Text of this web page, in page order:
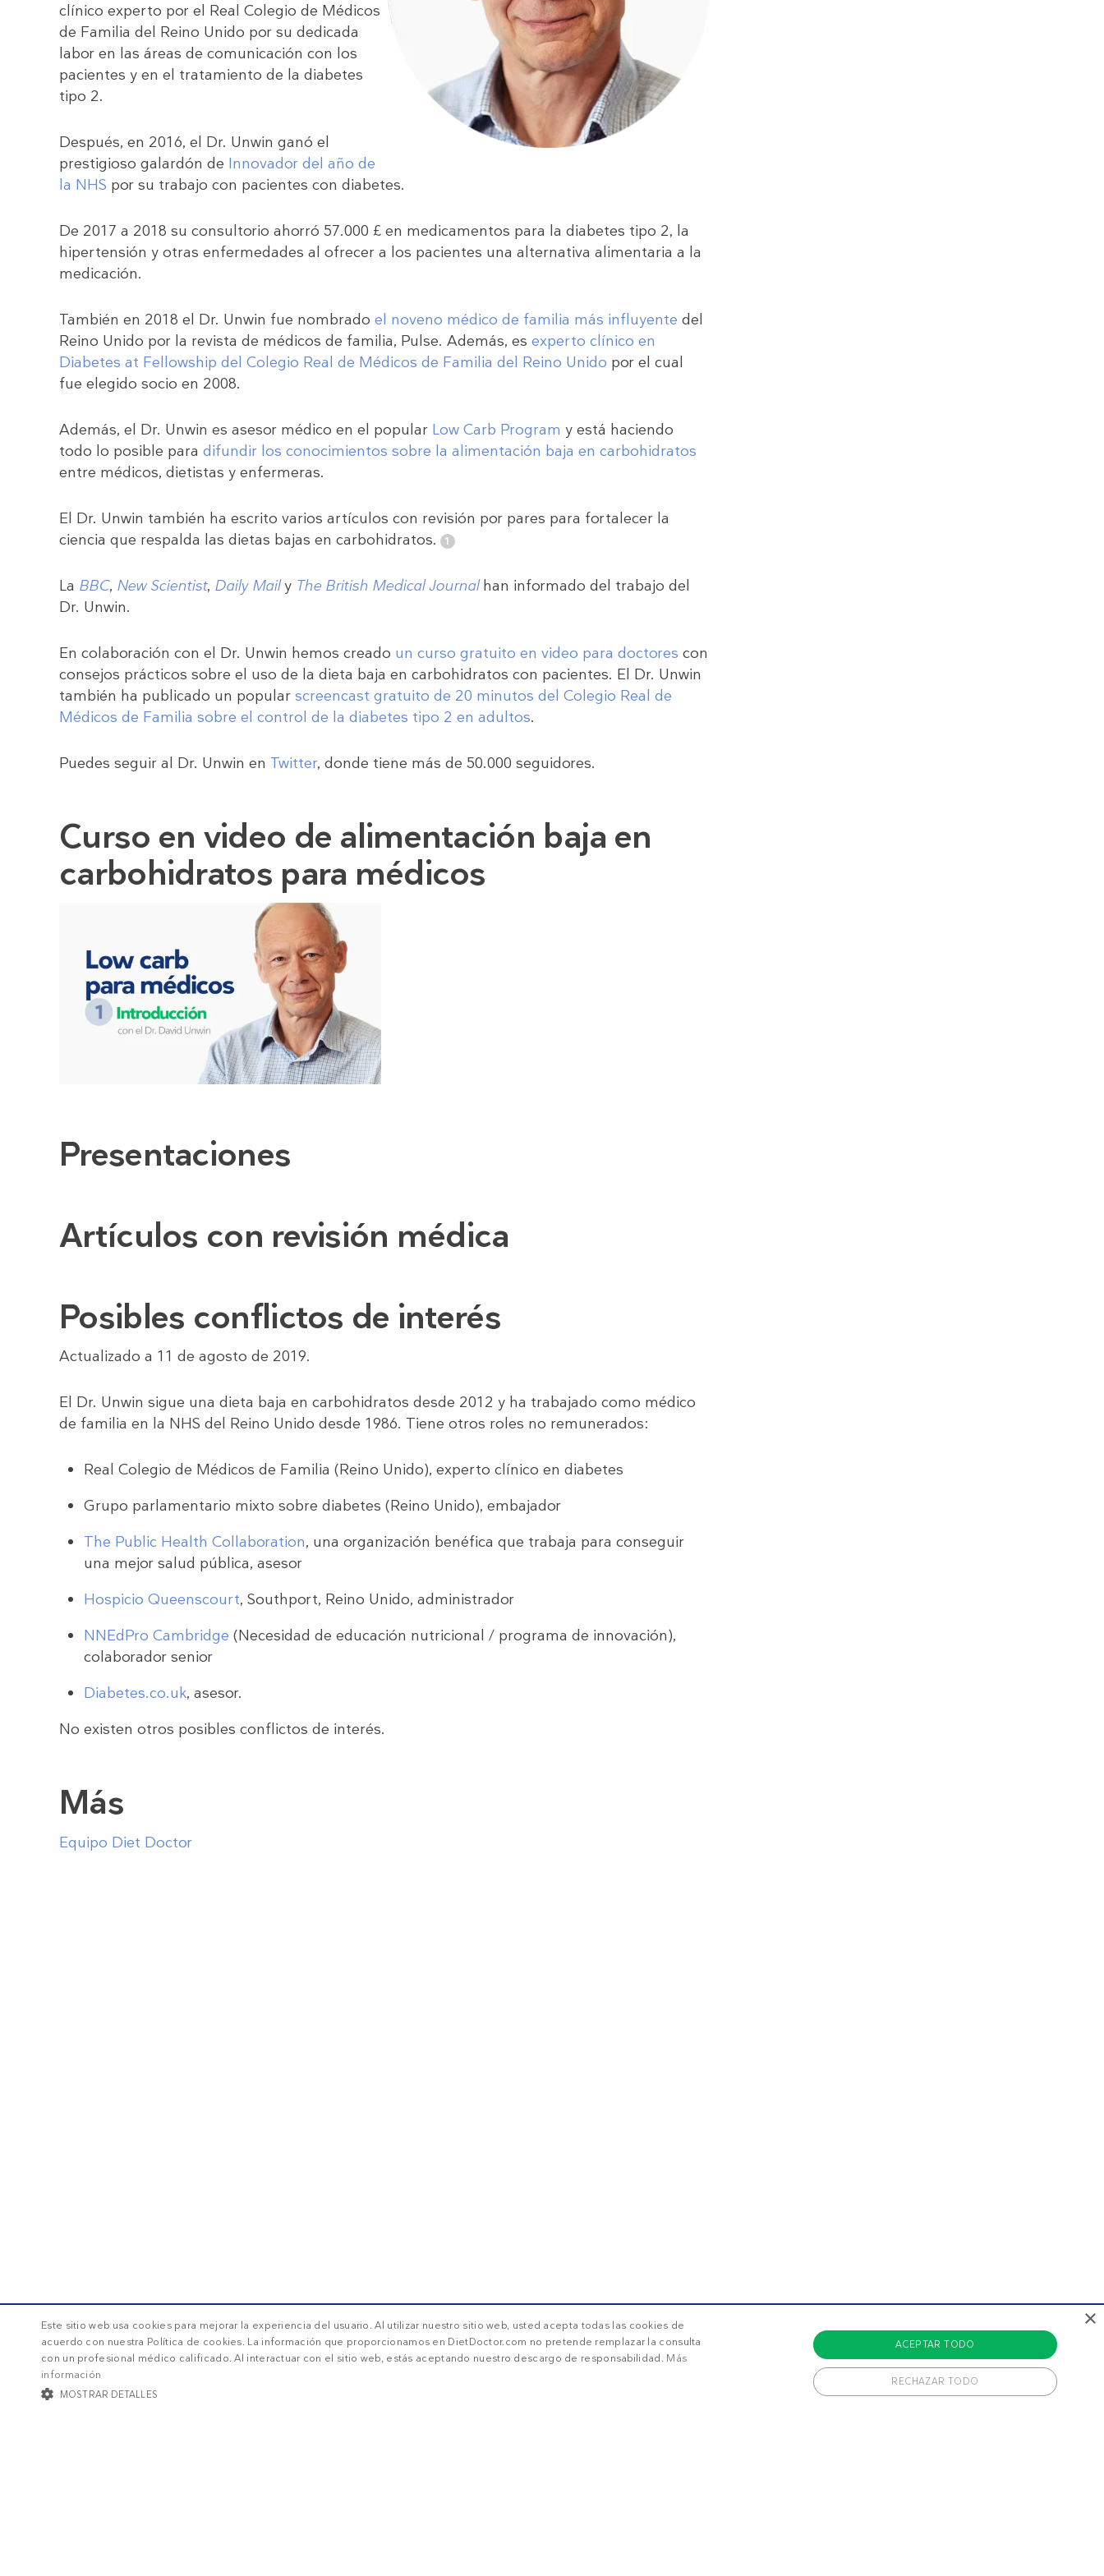
clínico experto por el Real Colegio de Médicos
de Familia del Reino Unido por su dedicada
labor en las áreas de comunicación con los
pacientes y en el tratamiento de la diabetes
tipo 2.
Después, en 2016, el Dr. Unwin ganó el
prestigioso galardón de Innovador del año de
la NHS por su trabajo con pacientes con diabetes.
De 2017 a 2018 su consultorio ahorró 57.000 £ en medicamentos para la diabetes tipo 2, la
hipertensión y otras enfermedades al ofrecer a los pacientes una alternativa alimentaria a la
medicación.
También en 2018 el Dr. Unwin fue nombrado el noveno médico de familia más influyente del
Reino Unido por la revista de médicos de familia, Pulse. Además, es experto clínico en
Diabetes at Fellowship del Colegio Real de Médicos de Familia del Reino Unido por el cual
fue elegido socio en 2008.
Además, el Dr. Unwin es asesor médico en el popular Low Carb Program y está haciendo
todo lo posible para difundir los conocimientos sobre la alimentación baja en carbohidratos
entre médicos, dietistas y enfermeras.
El Dr. Unwin también ha escrito varios artículos con revisión por pares para fortalecer la
ciencia que respalda las dietas bajas en carbohidratos.
La BBC, New Scientist, Daily Maily The British Medical Journalhan informado del trabajo del
Dr. Unwin.
En colaboración con el Dr. Unwin hemos creado un curso gratuito en video para doctores con
consejos prácticos sobre el uso de la dieta baja en carbohidratos con pacientes. El Dr. Unwin
también ha publicado un popular screencast gratuito de 20 minutos del Colegio Real de
Médicos de Familia sobre el control de la diabetes tipo 2 en adultos.
Puedes seguir al Dr. Unwin en Twitter, donde tiene más de 50.000 seguidores.
Curso en video de alimentación baja en
carbohidratos para médicos
Presentaciones
Artículos con revisión médica
Posibles conflictos de interés
Actualizado a 11 de agosto de 2019.
El Dr. Unwin sigue una dieta baja en carbohidratos desde 2012 y ha trabajado como médico
de familia en la NHS del Reino Unido desde 1986. Tiene otros roles no remunerados:
Real Colegio de Médicos de Familia (Reino Unido), experto clínico en diabetes
Grupo parlamentario mixto sobre diabetes (Reino Unido), embajador
The Public Health Collaboration, una organización benéfica que trabaja para conseguir
una mejor salud pública, asesor
Hospicio Queenscourt, Southport, Reino Unido, administrador
NNEdPro Cambridge (Necesidad de educación nutricional / programa de innovación),
colaborador senior
Diabetes.co.uk, asesor.
No existen otros posibles conflictos de interés.
Más
Equipo Diet Doctor
×
Este sitio web usa cookies para mejorar la experiencia del usuario. Al utilizar nuestro sitio web, usted acepta todas las cookies de
acuerdo con nuestra Política de cookies. La información que proporcionamos en DietDoctor.com no pretende remplazar la consulta
con un profesional médico calificado. Al interactuar con el sitio web, estás aceptando nuestro descargo de responsabilidad. Más
información
MOSTRAR DETALLES
ACEPTAR TODO
RECHAZAR TODO